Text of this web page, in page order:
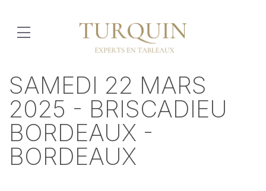
SAMEDI 22 MARS
2025 - BRISCADIEU
BORDEAUX -
BORDEAUX